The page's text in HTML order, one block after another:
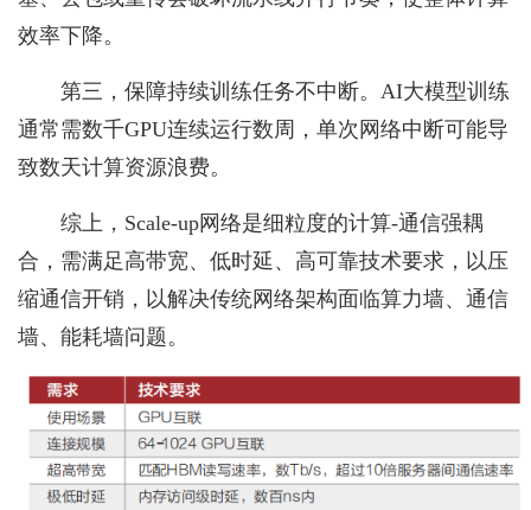
效率下降。
第三，保障持续训练任务不中断。AI大模型训练
通常需数千GPU连续运行数周，单次网络中断可能导
致数天计算资源浪费。
综上，Scale-up网络是细粒度的计算-通信强耦
合，需满足高带宽、低时延、高可靠技术要求，以压
缩通信开销，以解决传统网络架构面临算力墙、通信
墙、能耗墙问题。